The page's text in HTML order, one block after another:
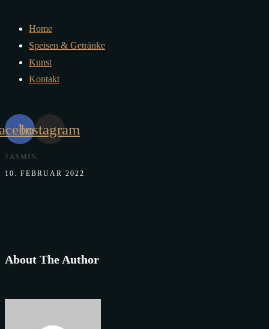
Home
Speisen & Getränke
Kunst
Kontakt
Instagram
JASMIN
10. FEBRUAR 2022
About The Author